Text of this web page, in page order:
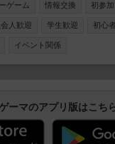
ゲーム 情報交換 初参加
人歓迎 学生歓迎 初心
イベント関係
ーマのアプリ版はこち